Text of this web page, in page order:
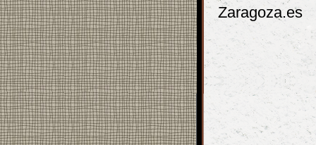
Zaragoza.es